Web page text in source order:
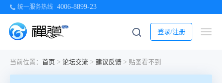
统一服务热线 4006-8899-23
登录/注册
当前位置： 首页 > 论坛交流 > 建议反馈 > 贴图看不到